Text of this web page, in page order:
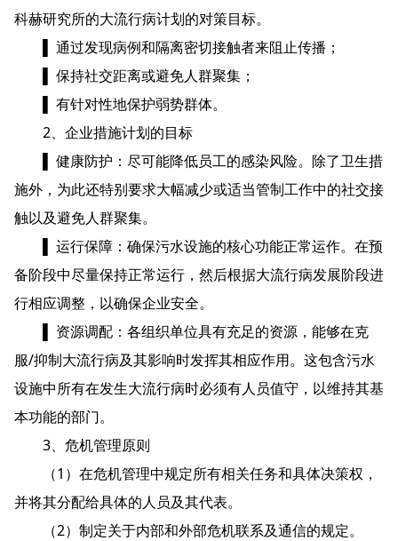
科赫研究所的大流行病计划的对策目标。
▌ 通过发现病例和隔离密切接触者来阻止传播；
▌ 保持社交距离或避免人群聚集；
▌ 有针对性地保护弱势群体。
2、企业措施计划的目标
▌ 健康防护：尽可能降低员工的感染风险。除了卫生措
施外，为此还特别要求大幅减少或适当管制工作中的社交接
触以及避免人群聚集。
▌ 运行保障：确保污水设施的核心功能正常运作。在预
备阶段中尽量保持正常运行，然后根据大流行病发展阶段进
行相应调整，以确保企业安全。
▌ 资源调配：各组织单位具有充足的资源，能够在克
服/抑制大流行病及其影响时发挥其相应作用。这包含污水
设施中所有在发生大流行病时必须有人员值守，以维持其基
本功能的部门。
3、危机管理原则
（1）在危机管理中规定所有相关任务和具体决策权，
并将其分配给具体的人员及其代表。
（2）制定关于内部和外部危机联系及通信的规定。